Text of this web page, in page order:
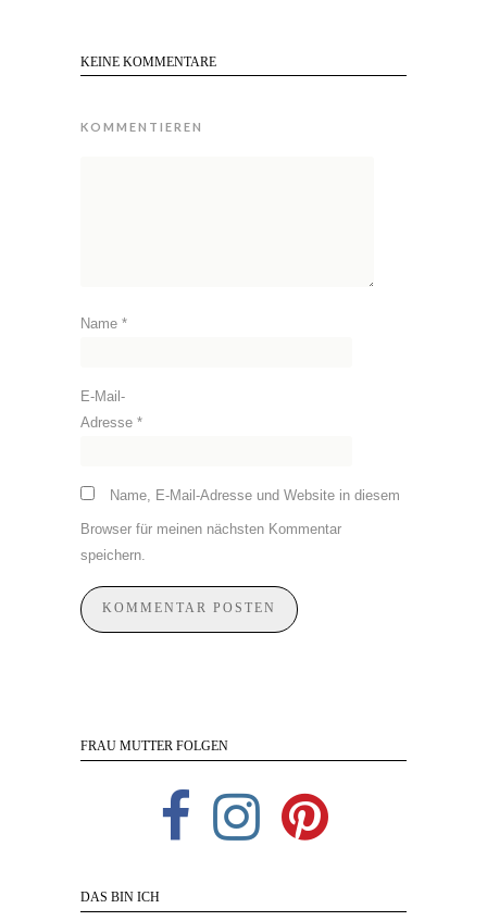
KEINE KOMMENTARE
KOMMENTIEREN
Name *
E-Mail-
Adresse *
Name, E-Mail-Adresse und Website in diesem
Browser für meinen nächsten Kommentar
speichern.
FRAU MUTTER FOLGEN
DAS BIN ICH